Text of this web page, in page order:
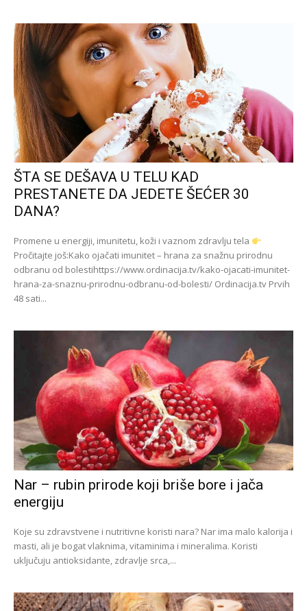
ŠTA SE DEŠAVA U TELU KAD
PRESTANETE DA JEDETE ŠEĆER 30
DANA?
Promene u energiji, imunitetu, koži i vaznom zdravlju tela
Pročitajte još:Kako ojačati imunitet – hrana za snažnu prirodnu
odbranu od bolestihttps://www.ordinacija.tv/kako-ojacati-imunitet-
hrana-za-snaznu-prirodnu-odbranu-od-bolesti/ Ordinacija.tv Prvih
48 sati...
Nar – rubin prirode koji briše bore i jača
energiju
Koje su zdravstvene i nutritivne koristi nara? Nar ima malo kalorija i
masti, ali je bogat vlaknima, vitaminima i mineralima. Koristi
uključuju antioksidante, zdravlje srca,...